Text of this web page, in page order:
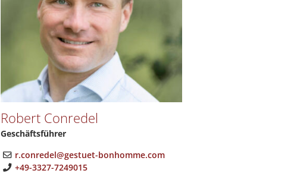
Robert Conredel
Geschäftsführer
r.conredel@gestuet-bonhomme.com
+49-3327-7249015